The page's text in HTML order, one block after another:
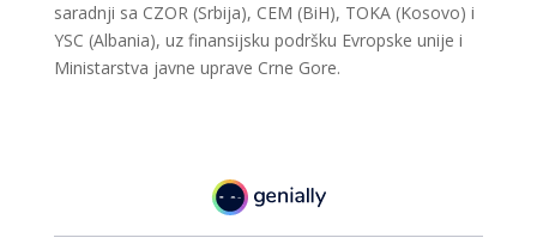
saradnji sa CZOR (Srbija), CEM (BiH), TOKA (Kosovo) i
YSC (Albania), uz finansijsku podršku Evropske unije i
Ministarstva javne uprave Crne Gore.